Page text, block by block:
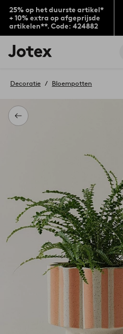
25% op het duurste artikel*
+ 10% extra op afgeprijsde
artikelen**. Code: 424882
Jotex
logo
to
home
page
Terug
Decoratie Bloempotten